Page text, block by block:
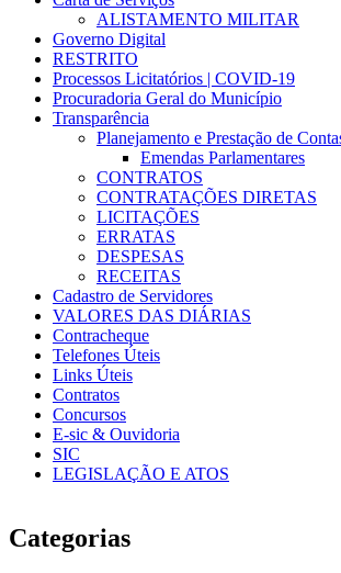
ALISTAMENTO MILITAR
Governo Digital
RESTRITO
Processos Licitatórios | COVID-19
Procuradoria Geral do Município
Transparência
Planejamento e Prestação de
Emendas Parlamentares
CONTRATOS
CONTRATAÇÕES DIRETAS
LICITAÇÕES
ERRATAS
DESPESAS
RECEITAS
Cadastro de Servidores
VALORES DAS DIÁRIAS
Contracheque
Telefones Úteis
Links Úteis
Contratos
Concursos
E-sic & Ouvidoria
SIC
LEGISLAÇÃO E ATOS
Categorias